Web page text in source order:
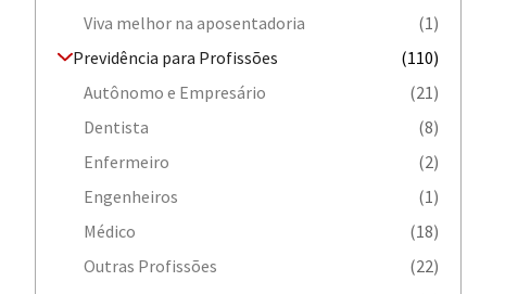
Viva melhor na aposentadoria
(1)
Previdência para Profissões
(110)
Autônomo e Empresário
(21)
Dentista
(8)
Enfermeiro
(2)
Engenheiros
(1)
Médico
(18)
Outras Profissões
(22)